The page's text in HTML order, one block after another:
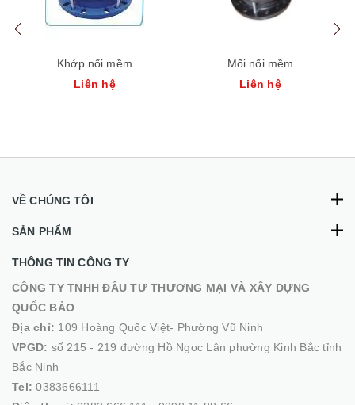
Khớp nối mềm
Liên hệ
Mối nối mềm
Liên hệ
VỀ CHÚNG TÔI
SẢN PHẨM
THÔNG TIN CÔNG TY
CÔNG TY TNHH ĐẦU TƯ THƯƠNG MẠI VÀ XÂY DỰNG
QUỐC BẢO
Địa chỉ: 109 Hoàng Quốc Việt- Phường Vũ Ninh
VPGD: số 215 - 219 đường Hồ Ngoc Lân phường Kinh Bắc tỉnh
Bắc Ninh
Tel:0383666111